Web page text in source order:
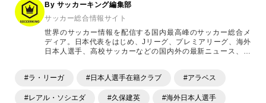
By サッカーキング編集部
サッカー総合情報サイト
世界のサッカー情報を配信する国内最高峰のサッカー総合メ
ディア。日本代表をはじめ、Jリーグ、プレミアリーグ、海外
日本人選手、高校サッカーなどの国内外の最新ニュース、コ
ます。「X」「Instagram」「YouTube」「TikTok」など、
#ラ・リーガ #日本人選手在籍クラブ #アラベス
#レアル・ソシエダ #久保建英 #海外日本人選手